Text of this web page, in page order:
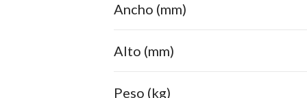
Ancho (mm)
Alto (mm)
Peso (kg)